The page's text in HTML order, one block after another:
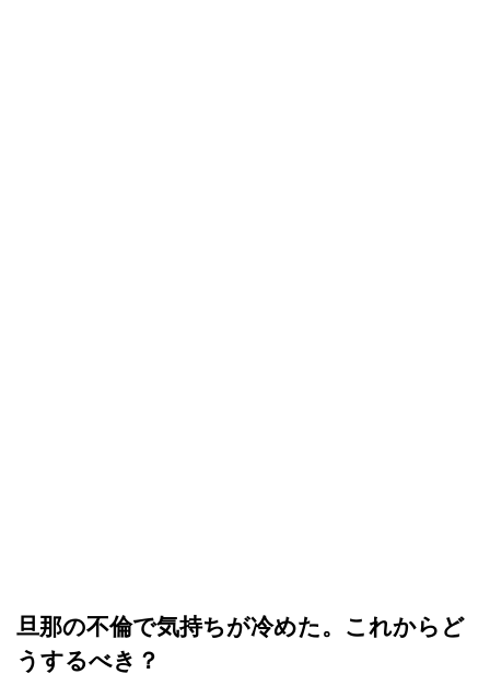
旦那の不倫で気持ちが冷めた。これからど
うするべき？